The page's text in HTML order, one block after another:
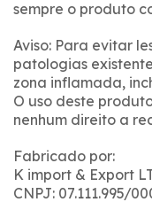
sempre o produto
Aviso: Para evitar
patologias
zona inflamada,
O uso deste
nenhum direito a
Fabricado por:
K import & Export
CNPJ: 07.111.995/